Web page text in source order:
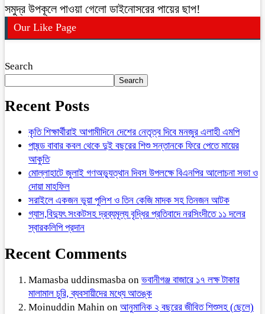
সমুদ্র উপকূলে পাওয়া গেলো ডাইনোসরের পায়ের ছাপ!
Our Like Page
Search
Search
Recent Posts
কৃতি শিক্ষার্থীরাই আগামীদিনে দেশের নেতৃত্ব দিবে মনজুর এলাহী এমপি
পাষন্ড বাবার কবল থেকে দুই বছরের শিশু সন্তানকে ফিরে পেতে মায়ের
আকুতি
মোল্লাহাটে জুলাই গণঅভ্যুত্থান দিবস উপলক্ষে বিএনপির আলোচনা সভা ও
দোয়া মাহফিল
সরাইলে একজন ভুয়া পুলিশ ও তিন কেজি মাদক সহ তিনজন আটক
গ্যাস,বিদ্যুৎ সংকটসহ দ্রব্যমূল্য বৃদ্ধির প্রতিবাদে নরসিংদীতে ১১ দলের
স্বারকলিপি প্রদান
Recent Comments
Mamasba uddinsmasba on ভবানীগঞ্জ বাজারে ১৭ লক্ষ টাকার
মালামাল চুরি, ব্যবসায়ীদের মধ্যে আতঙ্ক
Moinuddin Mahin on আনুমানিক ২ বছরের জীবিত শিশুসহ (ছেলে)